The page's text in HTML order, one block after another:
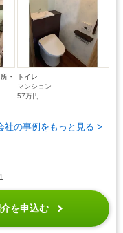
・
トイレ
マンション
57万円
社の事例をもっと見る >
を申込む